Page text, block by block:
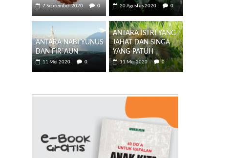
7 September 2020 0 20 Agustus 2020 0
ANTARA NABI YUNUS
DAN FIR`AUN
11 Mei 2020 0
ANTARA ISTRI YANG
JAHAT DAN SINGA
YANG PATUH
11 Mei 2020 0